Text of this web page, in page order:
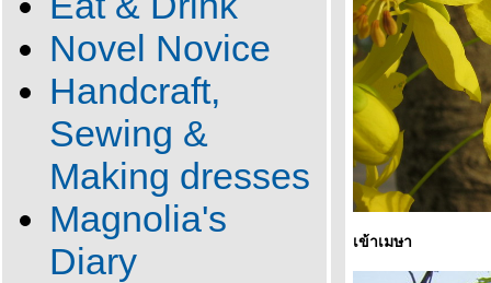
Novel Novice
Handcraft,
Sewing &
Making dresses
Magnolia's
Diary
เข้าเมษา